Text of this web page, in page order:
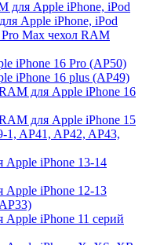
Apple iPhone, iPod
Max чехол RAM
iPhone 16 Pro (AP50)
iPhone 16 plus (AP49)
для Apple iPhone 16
для Apple iPhone 15
1, AP41, AP42, AP43,
iPhone 13-14
iPhone 12-13
iPhone 11 серий